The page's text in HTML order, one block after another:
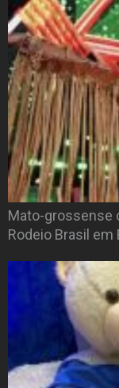
Mato-grossense
Rodeio Brasil em